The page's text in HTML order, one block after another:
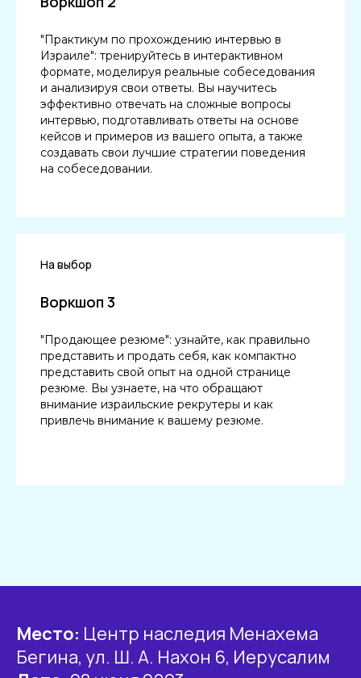
"Практикум по прохождению интервью в
Израиле": тренируйтесь в интерактивном
формате, моделируя реальные собеседования
и анализируя свои ответы. Вы научитесь
эффективно отвечать на сложные вопросы
интервью, подготавливать ответы на основе
кейсов и примеров из вашего опыта, а также
создавать свои лучшие стратегии поведения
на собеседовании.
На выбор
Воркшоп 3
"Продающее резюме": узнайте, как правильно
представить и продать себя, как компактно
представить свой опыт на одной странице
резюме. Вы узнаете, на что обращают
внимание израильские рекрутеры и как
привлечь внимание к вашему резюме.
Место: Центр наследия Менахема
Бегина, ул. Ш. A. Нахон 6, Иерусалим